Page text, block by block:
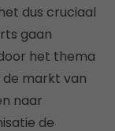
dus cruciaal
gaan
het thema
de markt van
naar
de